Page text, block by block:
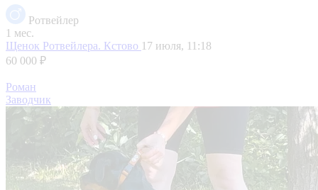
Ротвейлер
1 мес.
Щенок Ротвейлера. Кстово 17 июля, 11:18
60 000 ₽
Роман
Заводчик